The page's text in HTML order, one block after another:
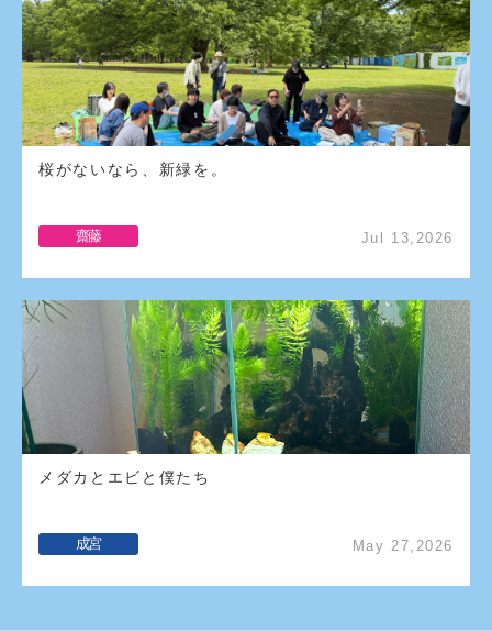
桜がないなら、新緑を。
齋藤 Jul 13,2026
メダカとエビと僕たち
成宮 May 27,2026